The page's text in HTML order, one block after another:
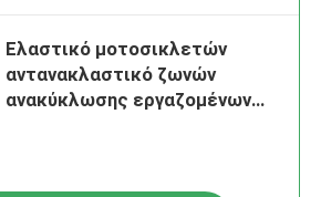
Ελαστικό μοτοσικλετών
αντανακλαστικό ζωνών
ανακύκλωσης εργαζομένων